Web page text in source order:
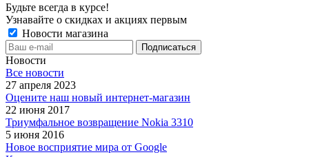
Будьте всегда в курсе!
Узнавайте о скидках и акциях первым
Новости магазина
Новости
Все новости
27 апреля 2023
Оцените наш новый интернет-магазин
22 июня 2017
Триумфальное возвращение Nokia 3310
5 июня 2016
Новое восприятие мира от Google